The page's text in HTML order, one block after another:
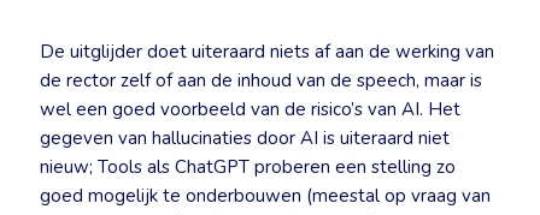
De uitglijder doet uiteraard niets af aan de werking van
de rector zelf of aan de inhoud van de speech, maar is
wel een goed voorbeeld van de risico’s van AI. Het
gegeven van hallucinaties door AI is uiteraard niet
nieuw; Tools als ChatGPT proberen een stelling zo
goed mogelijk te onderbouwen (meestal op vraag van